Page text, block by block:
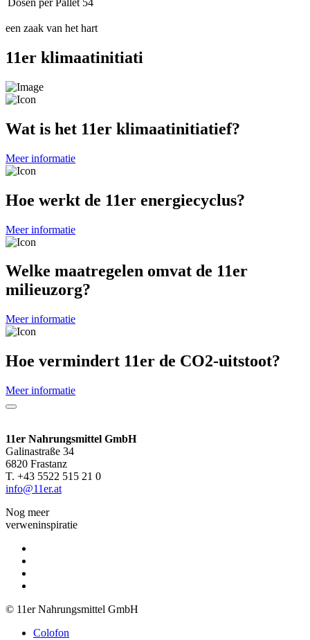
Dosen per Pallet 54
een zaak van het hart
11er klimaatinitiati
Wat is het 11er klimaatinitiatief?
Meer informatie
Hoe werkt de 11er energiecyclus?
Meer informatie
Welke maatregelen omvat de 11er
milieuzorg?
Meer informatie
Hoe vermindert 11er de CO2-uitstoot?
Meer informatie
11er Nahrungsmittel GmbH
Galinastraße 34
6820 Frastanz
T. +43 5522 515 21 0
info@11er.at
Nog meer
verweninspiratie
© 11er Nahrungsmittel GmbH
Colofon